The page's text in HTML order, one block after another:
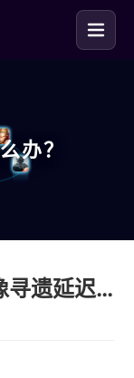
办？
海外玩明日方舟终末地蚀像寻遗延迟高？HiCN回国加速器推荐